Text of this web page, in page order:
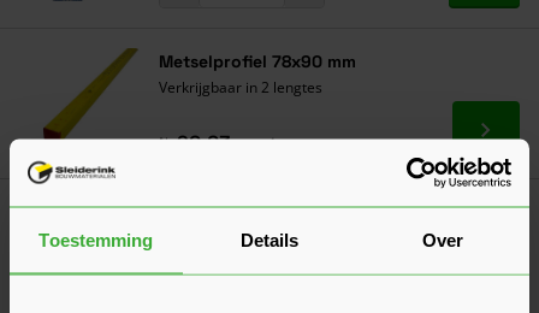
Toestemming Details Over
Metselprofiel 78x90 mm
Verkrijgbaar in 2 lengtes
Nu20,03per m¹ Ga
Sakrete Voegmortel (UA)
Verkrijgbaar in 8 kleuren